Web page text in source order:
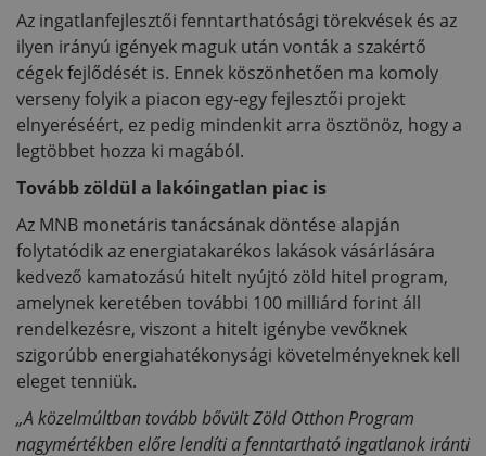
Az ingatlanfejlesztői fenntarthatósági törekvések és az
ilyen irányú igények maguk után vonták a szakértő
cégek fejlődését is. Ennek köszönhetően ma komoly
verseny folyik a piacon egy-egy fejlesztői projekt
elnyeréséért, ez pedig mindenkit arra ösztönöz, hogy a
legtöbbet hozza ki magából.
Tovább zöldül a lakóingatlan piac is
Az MNB monetáris tanácsának döntése alapján
folytatódik az energiatakarékos lakások vásárlására
kedvező kamatozású hitelt nyújtó zöld hitel program,
amelynek keretében további 100 milliárd forint áll
rendelkezésre, viszont a hitelt igénybe vevőknek
szigorúbb energiahatékonysági követelményeknek kell
eleget tenniük.
„A közelmúltban tovább bővült Zöld Otthon Program
nagymértékben előre lendíti a fenntartható ingatlanok iránti